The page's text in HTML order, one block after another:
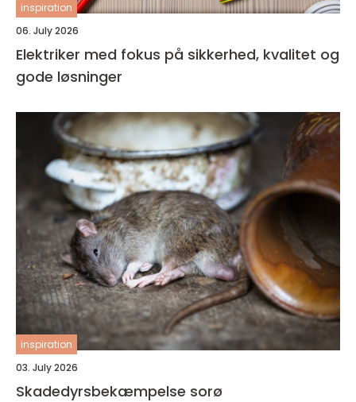
inspiration
06. July 2026
Elektriker med fokus på sikkerhed, kvalitet og
gode løsninger
inspiration
03. July 2026
Skadedyrsbekæmpelse sorø